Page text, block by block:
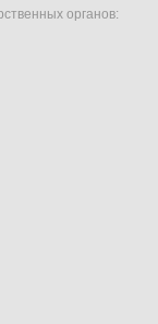
органов: